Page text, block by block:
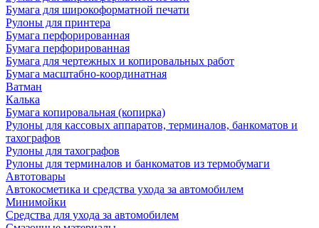
Бумага для широкоформатной печати
Рулоны для принтера
Бумага перфорированная
Бумага перфорированная
Бумага для чертежных и копировальных работ
Бумага масштабно-координатная
Ватман
Калька
Бумага копировальная (копирка)
Рулоны для кассовых аппаратов, терминалов, банкоматов и
тахографов
Рулоны для тахографов
Рулоны для терминалов и банкоматов из термобумаги
Автотовары
Автокосметика и средства ухода за автомобилем
Минимойки
Средства для ухода за автомобилем